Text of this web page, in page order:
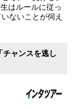
はルールに従っ
ないことが伺え
チャンスを逃し